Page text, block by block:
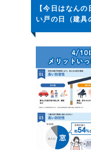
【今日はなん
い戸の日（建具